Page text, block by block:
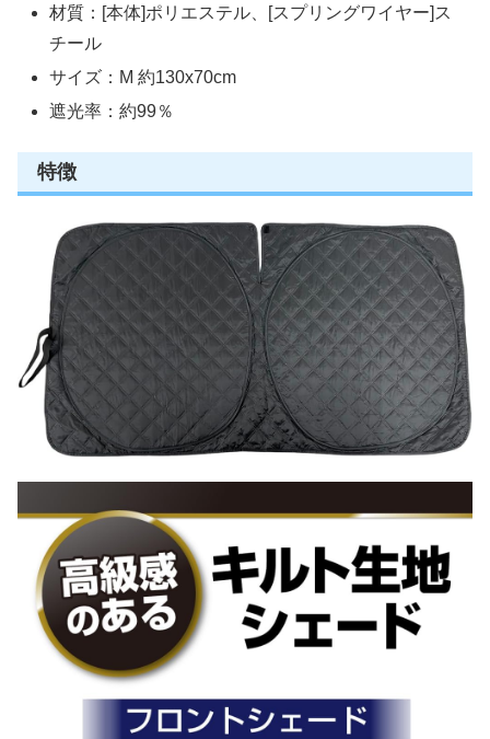
材質：[本体]ポリエステル、[スプリングワイヤー]ス
チール
サイズ：M 約130x70cm
遮光率：約99％
特徴